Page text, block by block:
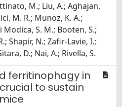
M.; Liu, A.; Aghajan,
M. R.; Munoz, K. A.;
Modica, S. M.; Booten, S.;
Shapir, N.; Zafir-Lavie, I.;
D.; Nai, A.; Rivella, S.
ferritinophagy in
to sustain